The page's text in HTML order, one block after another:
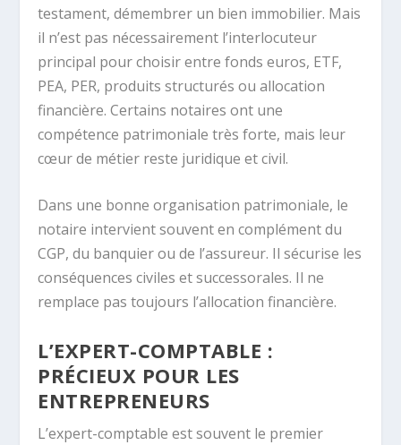
testament, démembrer un bien immobilier. Mais
il n’est pas nécessairement l’interlocuteur
principal pour choisir entre fonds euros, ETF,
PEA, PER, produits structurés ou allocation
financière. Certains notaires ont une
compétence patrimoniale très forte, mais leur
cœur de métier reste juridique et civil.
Dans une bonne organisation patrimoniale, le
notaire intervient souvent en complément du
CGP, du banquier ou de l’assureur. Il sécurise les
conséquences civiles et successorales. Il ne
remplace pas toujours l’allocation financière.
L’EXPERT-COMPTABLE :
PRÉCIEUX POUR LES
ENTREPRENEURS
L’expert-comptable est souvent le premier